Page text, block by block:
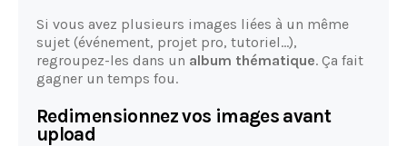
Si vous avez plusieurs images liées à un même
sujet (événement, projet pro, tutoriel…),
regroupez-les dans un album thématique. Ça fait
gagner un temps fou.
Redimensionnez vos images avant
upload